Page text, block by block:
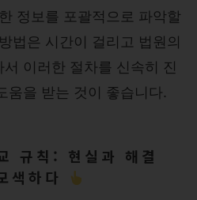
정보를 포괄적으로 파악할
법은 시간이 걸리고 법원의
이러한 절차를 신속히 진
움을 받는 것이 좋습니다.
규칙: 현실과 해결
색하다